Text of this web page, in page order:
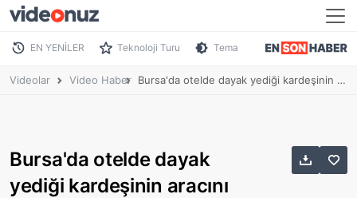
EN YENİLER Teknoloji Turu Tema
Videolar Video Haber Bursa'da otelde dayak yediği kardeşinin aracını kurşunlattı
Bursa'da otelde dayak
yediği kardeşinin aracını